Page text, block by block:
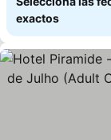
exactos